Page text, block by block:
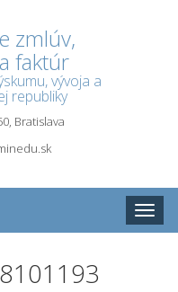
zmlúv,
faktúr
vývoja a
republiky
Bratislava
Toggle